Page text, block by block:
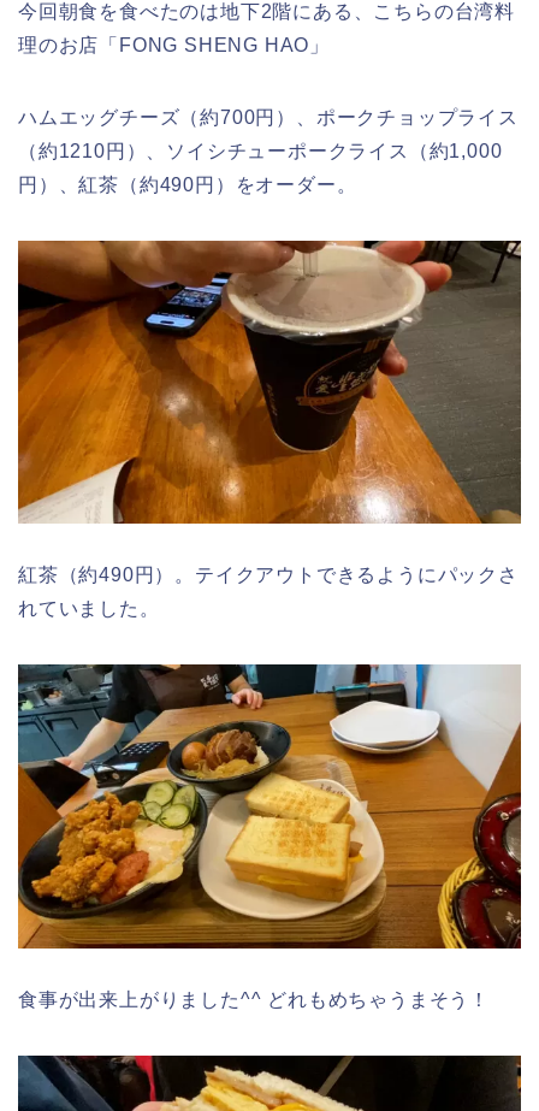
今回朝食を食べたのは地下2階にある、こちらの台湾料
理のお店「FONG SHENG HAO」
ハムエッグチーズ（約700円）、ポークチョップライス
（約1210円）、ソイシチューポークライス（約1,000
円）、紅茶（約490円）をオーダー。
紅茶（約490円）。テイクアウトできるようにパックさ
れていました。
食事が出来上がりました^^ どれもめちゃうまそう！